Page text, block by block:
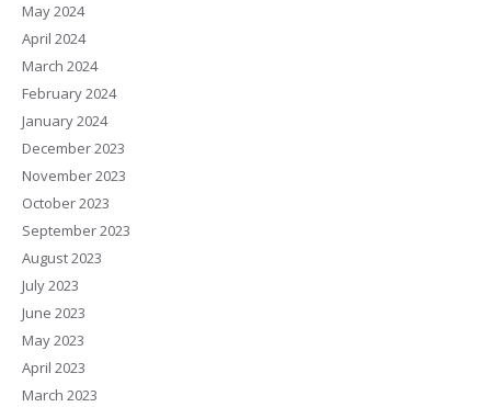
May 2024
April 2024
March 2024
February 2024
January 2024
December 2023
November 2023
October 2023
September 2023
August 2023
July 2023
June 2023
May 2023
April 2023
March 2023